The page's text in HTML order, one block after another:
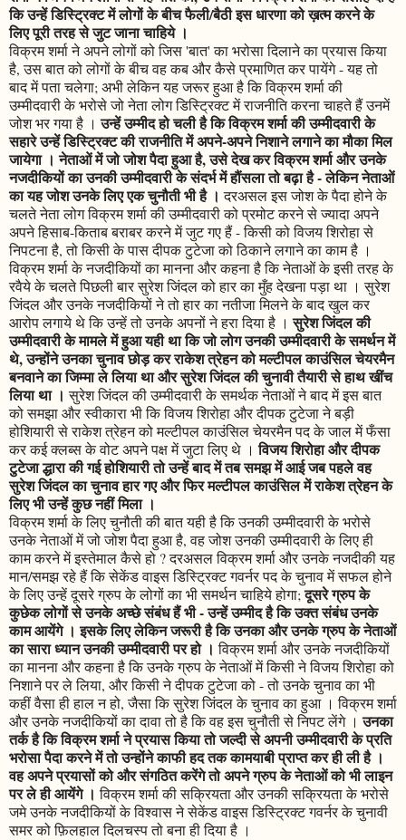
कि उन्हें डिस्ट्रिक्ट में लोगों के बीच फैली/बैठी इस धारणा को ख़त्म करने के
लिए पूरी तरह से जुट जाना चाहिये ।
विक्रम शर्मा ने अपने लोगों को जिस 'बात' का भरोसा दिलाने का प्रयास किया
है, उस बात को लोगों के बीच वह कब और कैसे प्रमाणित कर पायेंगे - यह तो
बाद में पता चलेगा; अभी लेकिन यह जरूर हुआ है कि विक्रम शर्मा की
उम्मीदवारी के भरोसे जो नेता लोग डिस्ट्रिक्ट में राजनीति करना चाहते हैं उनमें
जोश भर गया है ।उन्हें उम्मीद हो चली है कि विक्रम शर्मा की उम्मीदवारी के
सहारे उन्हें डिस्ट्रिक्ट की राजनीति में अपने-अपने निशाने लगाने का मौका मिल
जायेगा । नेताओं में जो जोश पैदा हुआ है, उसे देख कर विक्रम शर्मा और उनके
नजदीकियों का उनकी उम्मीदवारी के संदर्भ में हौंसला तो बढ़ा है - लेकिन नेताओं
का यह जोश उनके लिए एक चुनौती भी है । दरअसल इस जोश के पैदा होने के
चलते नेता लोग विक्रम शर्मा की उम्मीदवारी को प्रमोट करने से ज्यादा अपने
अपने हिसाब-किताब बराबर करने में जुट गए हैं - किसी को विजय शिरोहा से
निपटना है, तो किसी के पास दीपक टुटेजा को ठिकाने लगाने का काम है ।
विक्रम शर्मा के नजदीकियों का मानना और कहना है कि नेताओं के इसी तरह के
रवैये के चलते पिछली बार सुरेश जिंदल को हार का मुँह देखना पड़ा था । सुरेश
जिंदल और उनके नजदीकियों ने तो हार का नतीजा मिलने के बाद खुल कर
आरोप लगाये थे कि उन्हें तो उनके अपनों ने हरा दिया है ।सुरेश जिंदल की
उम्मीदवारी के मामले में हुआ यही था कि जो लोग उनकी उम्मीदवारी के समर्थन में
थे, उन्होंने उनका चुनाव छोड़ कर राकेश त्रेहन को मल्टीपल काउंसिल चेयरमैन
बनवाने का जिम्मा ले लिया था और सुरेश जिंदल की चुनावी तैयारी से हाथ खींच
लिया था । सुरेश जिंदल की उम्मीदवारी के समर्थक नेताओं ने बाद में इस बात
को समझा और स्वीकारा भी कि विजय शिरोहा और दीपक टुटेजा ने बड़ी
होशियारी से राकेश त्रेहन को मल्टीपल काउंसिल चेयरमैन पद के जाल में फँसा
कर कई क्लब्स के वोट अपने पक्ष में जुटा लिए थे ।विजय शिरोहा और दीपक
टुटेजा द्धारा की गई होशियारी तो उन्हें बाद में तब समझ में आई जब पहले वह
सुरेश जिंदल का चुनाव हार गए और फिर मल्टीपल काउंसिल में राकेश त्रेहन के
लिए भी उन्हें कुछ नहीं मिला ।
विक्रम शर्मा के लिए चुनौती की बात यही है कि उनकी उम्मीदवारी के भरोसे
उनके नेताओं में जो जोश पैदा हुआ है, वह जोश उनकी उम्मीदवारी के लिए ही
काम करने में इस्तेमाल कैसे हो ? दरअसल विक्रम शर्मा और उनके नजदीकी यह
मान/समझ रहे हैं कि सेकेंड वाइस डिस्ट्रिक्ट गवर्नर पद के चुनाव में सफल होने
के लिए उन्हें दूसरे ग्रुप के लोगों का भी समर्थन चाहिये होगा;दूसरे ग्रुप के
कुछेक लोगों से उनके अच्छे संबंध हैं भी - उन्हें उम्मीद है कि उक्त संबंध उनके
काम आयेंगे । इसके लिए लेकिन जरूरी है कि उनका और उनके ग्रुप के नेताओं
का सारा ध्यान उनकी उम्मीदवारी पर हो । विक्रम शर्मा और उनके नजदीकियों
का मानना और कहना है कि उनके ग्रुप के नेताओं में किसी ने विजय शिरोहा को
निशाने पर ले लिया, और किसी ने दीपक टुटेजा को - तो उनके चुनाव का भी
कहीं वैसा ही हाल न हो, जैसा कि सुरेश जिंदल के चुनाव का हुआ । विक्रम शर्मा
और उनके नजदीकियों का दावा तो है कि वह इस चुनौती से निपट लेंगे ।उनका
तर्क है कि विक्रम शर्मा ने प्रयास किया तो जल्दी से अपनी उम्मीदवारी के प्रति
भरोसा पैदा करने में तो उन्होंने काफी हद तक कामयाबी प्राप्त कर ही ली है ।
वह अपने प्रयासों को और संगठित करेंगे तो अपने ग्रुप के नेताओं को भी लाइन
पर ले ही आयेंगे । विक्रम शर्मा की सक्रियता और उनकी सक्रियता के भरोसे
जमे उनके नजदीकियों के विश्वास ने सेकेंड वाइस डिस्ट्रिक्ट गवर्नर के चुनावी
समर को फ़िलहाल दिलचस्प तो बना ही दिया है ।